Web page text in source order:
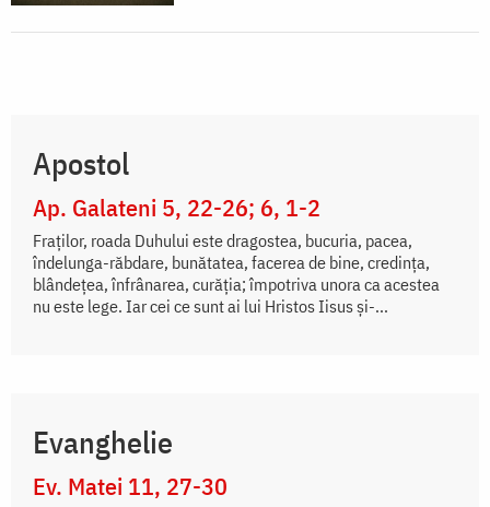
Apostol
Ap. Galateni 5, 22-26; 6, 1-2
Fraților, roada Duhului este dragostea, bucuria, pacea,
îndelunga-răbdare, bunătatea, facerea de bine, credința,
blândețea, înfrânarea, curăția; împotriva unora ca acestea
nu este lege. Iar cei ce sunt ai lui Hristos Iisus și-...
Evanghelie
Ev. Matei 11, 27-30